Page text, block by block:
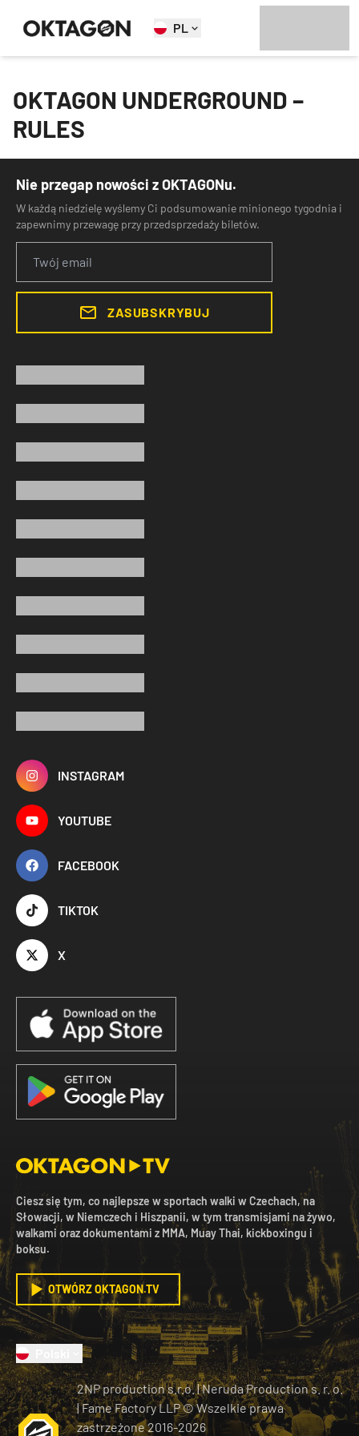
PL
OKTAGON UNDERGROUND –
RULES
Nie przegap nowości z OKTAGONu.
W każdą niedzielę wyślemy Ci podsumowanie minionego tygodnia i
zapewnimy przewagę przy przedsprzedaży biletów.
ZASUBSKRYBUJ
INSTAGRAM
YOUTUBE
FACEBOOK
TIKTOK
X
Ciesz się tym, co najlepsze w sportach walki w Czechach, na
Słowacji, w Niemczech i Hiszpanii, w tym transmisjami na żywo,
walkami oraz dokumentami z MMA, Muay Thai, kickboxingu i
boksu.
OTWÓRZ OKTAGON.TV
2NP production s.r.o.|Neruda Production s. r. o.
| Fame Factory LLP © Wszelkie prawa
zastrzeżone2016-2026